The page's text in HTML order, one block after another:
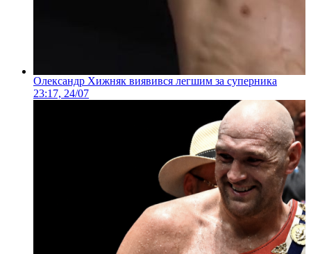
Олександр Хижняк виявився легшим за суперника
23:17, 24/07